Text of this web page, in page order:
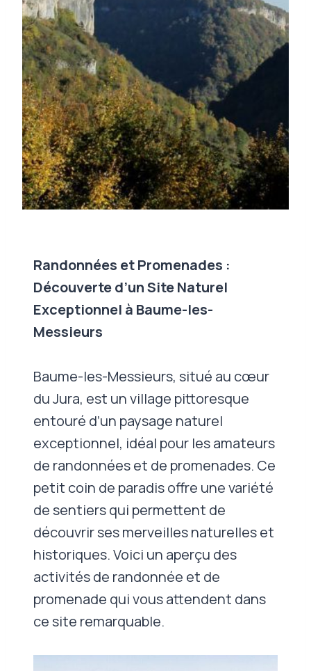
Randonnées et Promenades :
Découverte d’un Site Naturel
Exceptionnel à Baume-les-
Messieurs
Baume-les-Messieurs, situé au cœur
du Jura, est un village pittoresque
entouré d’un paysage naturel
exceptionnel, idéal pour les amateurs
de randonnées et de promenades. Ce
petit coin de paradis offre une variété
de sentiers qui permettent de
découvrir ses merveilles naturelles et
historiques. Voici un aperçu des
activités de randonnée et de
promenade qui vous attendent dans
ce site remarquable.